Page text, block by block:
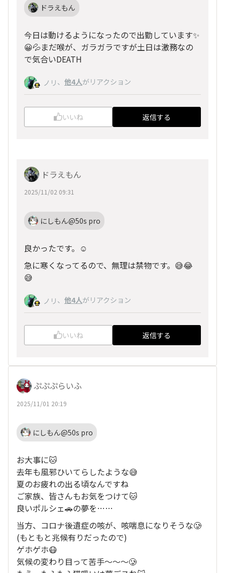
ドラえもん
今日は動けるようになったので出勤しています✨
😀💦まだ喉が、ガラガラですが土日は激務なの
で気合いDEATH
ノリ 、 他4人がリアクション
いいね 返信する
ドラえもん
2025/11/02 09:31
にしもん@50s pro
良かったです。☺️
急に寒くなってるので、無理は禁物です。😅😂
😅
ノリ 、 他4人がリアクション
いいね 返信する
ぷぷぷらいふ
2025/11/01 20:19
にしもん@50s pro
お大事に🐱
去年も風邪ひいてらしたような😅
夏のお疲れの出る頃なんですね
ご家族、皆さんもお気をつけて🐱
良いポルシェ🚗の夢を……
当方、コロナ後遺症の咳が、咳喘息になりそうな🥲
(もともと兆候有りだったので)
ゲホゲホ😷
気候の変わり目って苦手〜〜〜🥲